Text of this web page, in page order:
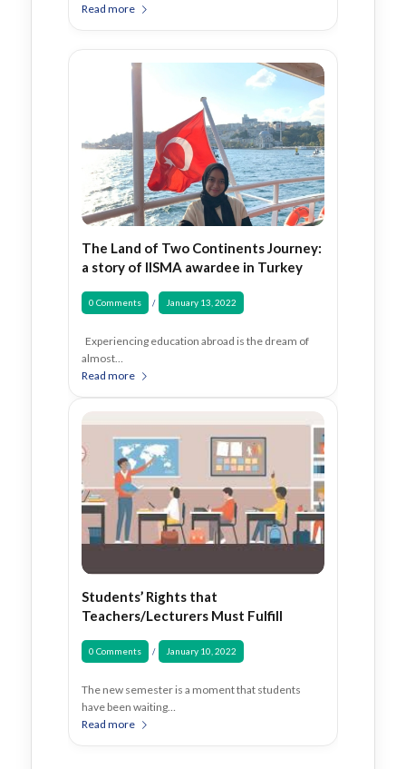
Read more
The Land of Two Continents Journey:
a story of IISMA awardee in Turkey
0 Comments / January 13, 2022
Experiencing education abroad is the dream of
almost…
Read more
Students’ Rights that
Teachers/Lecturers Must Fulfill
0 Comments / January 10, 2022
The new semester is a moment that students
have been waiting…
Read more